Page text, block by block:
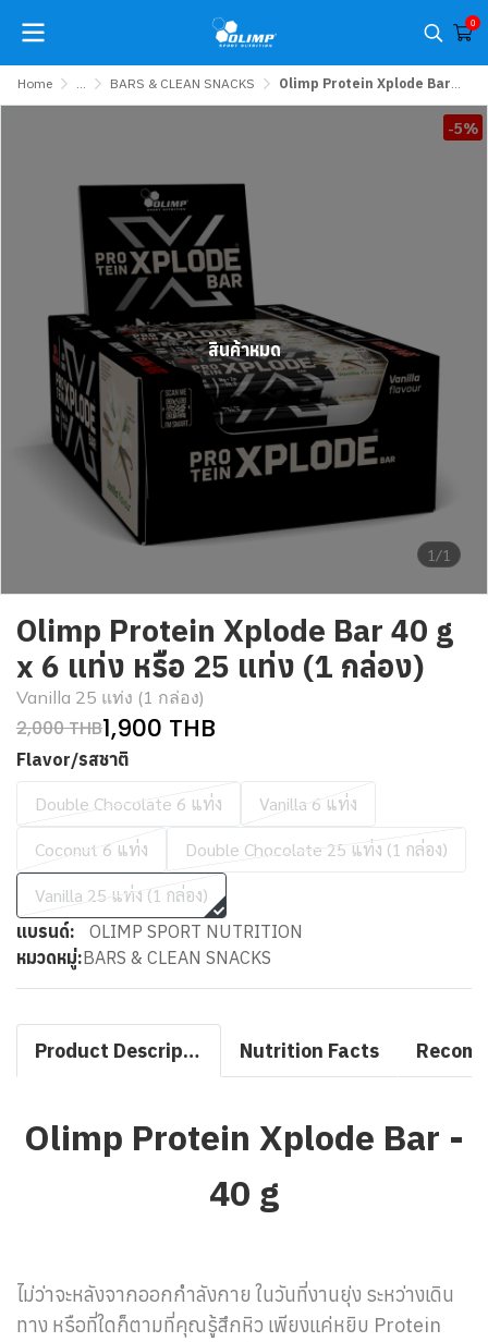
0
Home ... BARS & CLEAN SNACKS Olimp Protein Xplode Bar 40 g x 6 แท่ง หรือ 25 แท่ง (1 กล่อง)
1/1
-5%
สินค้าหมด
Olimp Protein Xplode Bar 40 g
x 6 แท่ง หรือ 25 แท่ง (1 กล่อง)
Vanilla 25 แท่ง (1 กล่อง)
2,000 THB1,900 THB
Flavor/รสชาติ
Double Chocolate 6 แท่ง
Vanilla 6 แท่ง
Coconut 6 แท่ง
Double Chocolate 25 แท่ง (1 กล่อง)
Vanilla 25 แท่ง (1 กล่อง)
แบรนด์:
OLIMP SPORT NUTRITION
หมวดหมู่:BARS & CLEAN SNACKS
Product Description Nutrition Facts
Olimp Protein Xplode Bar -
40 g
ไม่ว่าจะหลังจากออกกำลังกาย ในวันที่งานยุ่ง ระหว่างเดิน
ทาง หรือที่ใดก็ตามที่คุณรู้สึกหิว เพียงแค่หยิบ Protein